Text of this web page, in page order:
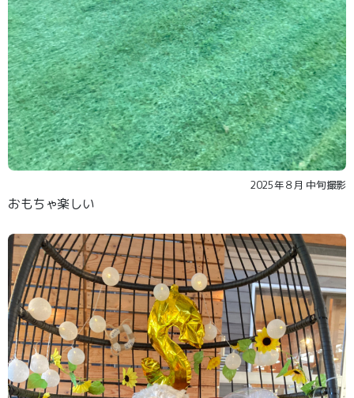
2025年８月 中旬撮影
おもちゃ楽しい